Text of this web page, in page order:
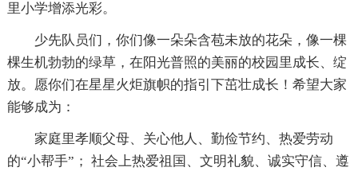
里小学增添光彩。
少先队员们，你们像一朵朵含苞未放的花朵，像一棵
棵生机勃勃的绿草，在阳光普照的美丽的校园里成长、绽
放。愿你们在星星火炬旗帜的指引下茁壮成长！希望大家
能够成为：
家庭里孝顺父母、关心他人、勤俭节约、热爱劳动
的“小帮手”； 社会上热爱祖国、文明礼貌、诚实守信、遵